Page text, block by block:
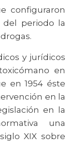
configuraron
periodo la
y jurídicos
en
en 1954 éste
en la
en la
una
XIX sobre